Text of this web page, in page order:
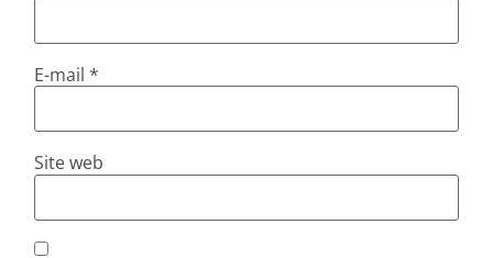
E-mail*
Site web